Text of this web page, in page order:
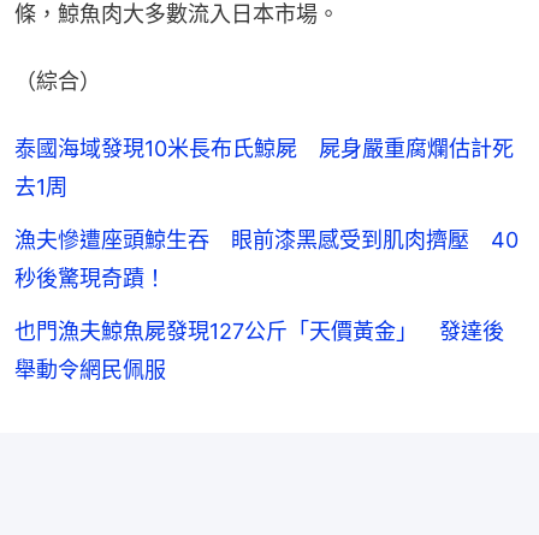
條，鯨魚肉大多數流入日本市場。
（綜合）
泰國海域發現10米長布氏鯨屍 屍身嚴重腐爛估計死
去1周
漁夫慘遭座頭鯨生吞 眼前漆黑感受到肌肉擠壓 40
秒後驚現奇蹟！
也門漁夫鯨魚屍發現127公斤「天價黃金」 發達後
舉動令網民佩服